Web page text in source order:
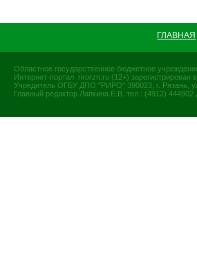
ГЛАВНАЯ
Областное государственное бюджетное
Интернет-портал rirorzn.ru (12+)
Учредитель ОГБУ ДПО "РИРО" 390023, г. Рязань,
Главный редактор Лапкина Е.В. тел.: (4912)